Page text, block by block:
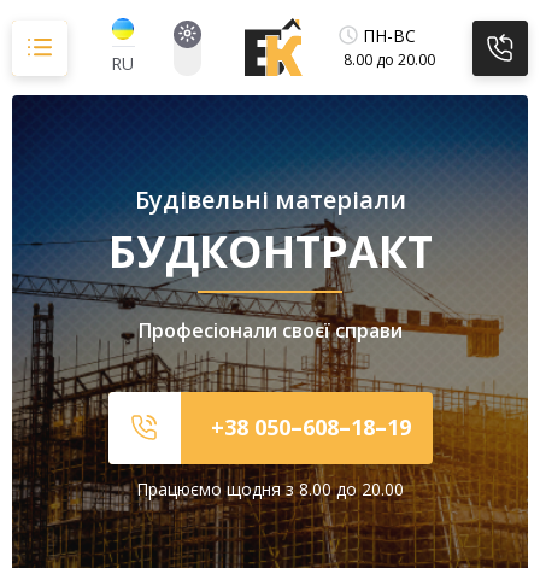
до
вмісту
RU
ПН-ВС
8.00 до 20.00
Будівельні матеріали
БУДКОНТРАКТ
Професіонали своєї справи
+38 050–608–18–19
Працюємо щодня з 8.00 до 20.00